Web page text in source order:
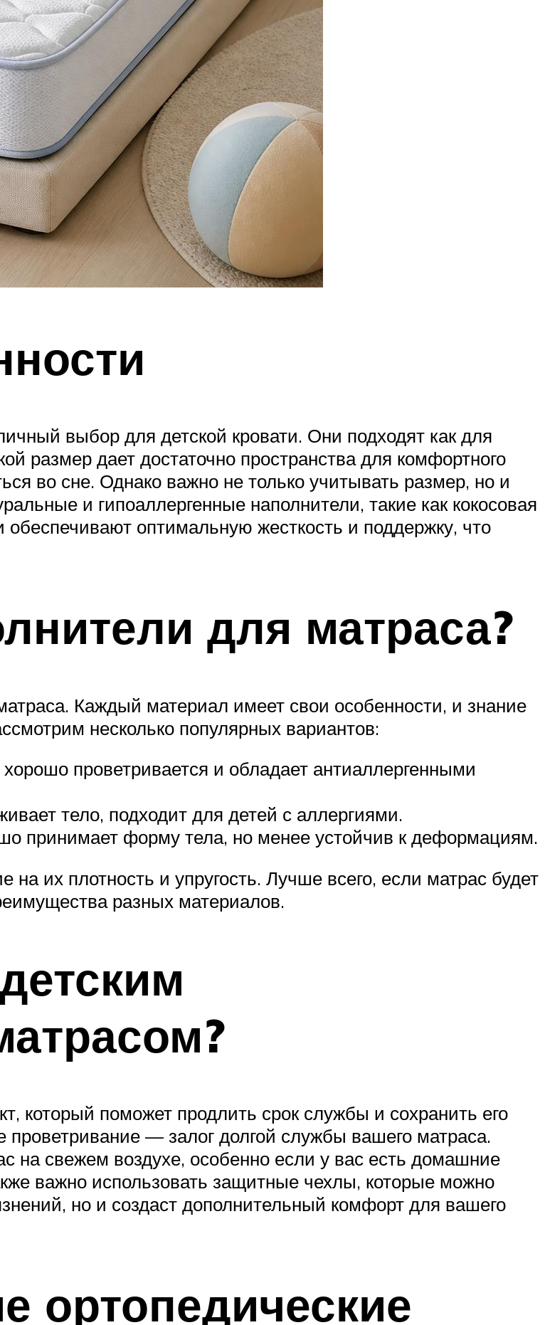
выбор для детской кровати. Они подходят как для
размер дает достаточно пространства для комфортного
во сне. Однако важно не только учитывать размер, но и
и гипоаллергенные наполнители, такие как кокосовая
оптимальную жесткость и поддержку, что
для матраса?
Каждый материал имеет свои особенности, и знание
несколько популярных вариантов:
хорошо проветривается и обладает антиаллергенными
тело, подходит для детей с аллергиями.
принимает форму тела, но менее устойчив к деформациям.
их плотность и упругость. Лучше всего, если матрас будет
разных материалов.
который поможет продлить срок службы и сохранить его
проветривание — залог долгой службы вашего матраса.
на свежем воздухе, особенно если у вас есть домашние
важно использовать защитные чехлы, которые можно
но и создаст дополнительный комфорт для вашего
ортопедические